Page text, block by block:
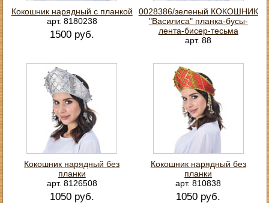
Кокошник нарядный с планкой
арт. 8180238
1500 руб.
0028386/зеленый КОКОШНИК
"Василиса" планка-бусы-
лента-бисер-тесьма
арт. 88
Кокошник нарядный без
планки
арт. 8126508
1050 руб.
Кокошник нарядный без
планки
арт. 810838
1050 руб.